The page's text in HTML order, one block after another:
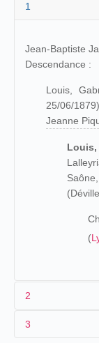
1
Jean-Baptiste
Descendance :
Louis,
25/06/
Jeanne
(
2
3